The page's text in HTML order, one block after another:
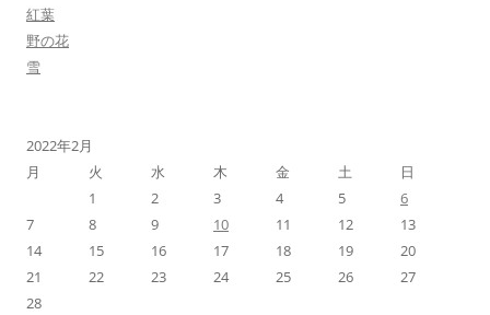
紅葉
野の花
雪
2022年2月
月
火 水 木 金 土
日
1
2 3 4 5
6
7
8 9 10 11 12
13
14
15 16 17 18 19
20
21
22 23 24 25 26
27
28